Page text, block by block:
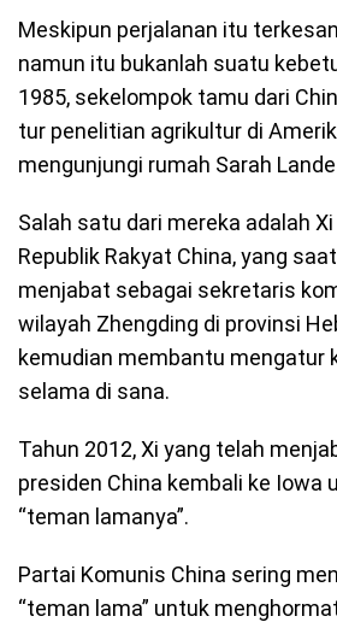
Meskipun perjalanan itu
namun itu bukanlah suatu
1985, sekelompok tamu dari
tur penelitian agrikultur di
mengunjungi rumah Sarah
Salah satu dari mereka adalah
Republik Rakyat China, yang
menjabat sebagai sekretaris
wilayah Zhengding di provinsi
kemudian membantu mengatur
selama di sana.
Tahun 2012, Xi yang telah
presiden China kembali ke Iowa
“teman lamanya”.
Partai Komunis China sering
“teman lama” untuk